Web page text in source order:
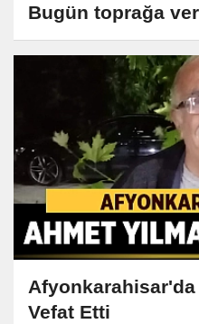
Bugün toprağa
Afyonkarahisar'da
Vefat Etti